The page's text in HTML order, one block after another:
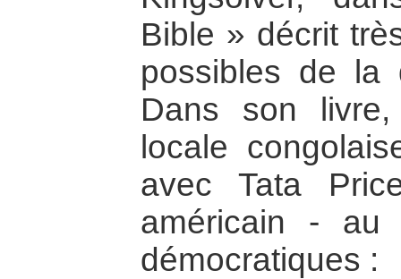
Bible » décrit
possibles de la
Dans son
locale
avec Tata
américain - au
démocratiques :